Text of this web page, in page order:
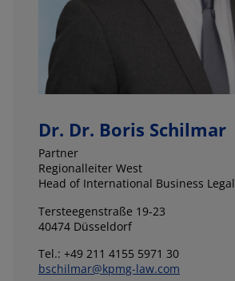
Dr. Dr. Boris Schilmar
Partner
Regionalleiter West
Head of International Business Legal
Tersteegenstraße 19-23
40474 Düsseldorf
Tel.: +49 211 4155 5971 30
bschilmar@kpmg-law.com